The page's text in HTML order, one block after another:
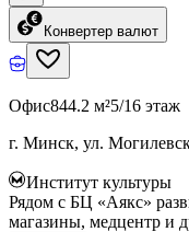
Конвертер валют
Офис844.2 м²5/16 этаж
г. Минск, ул.
Институт культуры
Рядом с БЦ «Аякс»
магазины, медцентр и